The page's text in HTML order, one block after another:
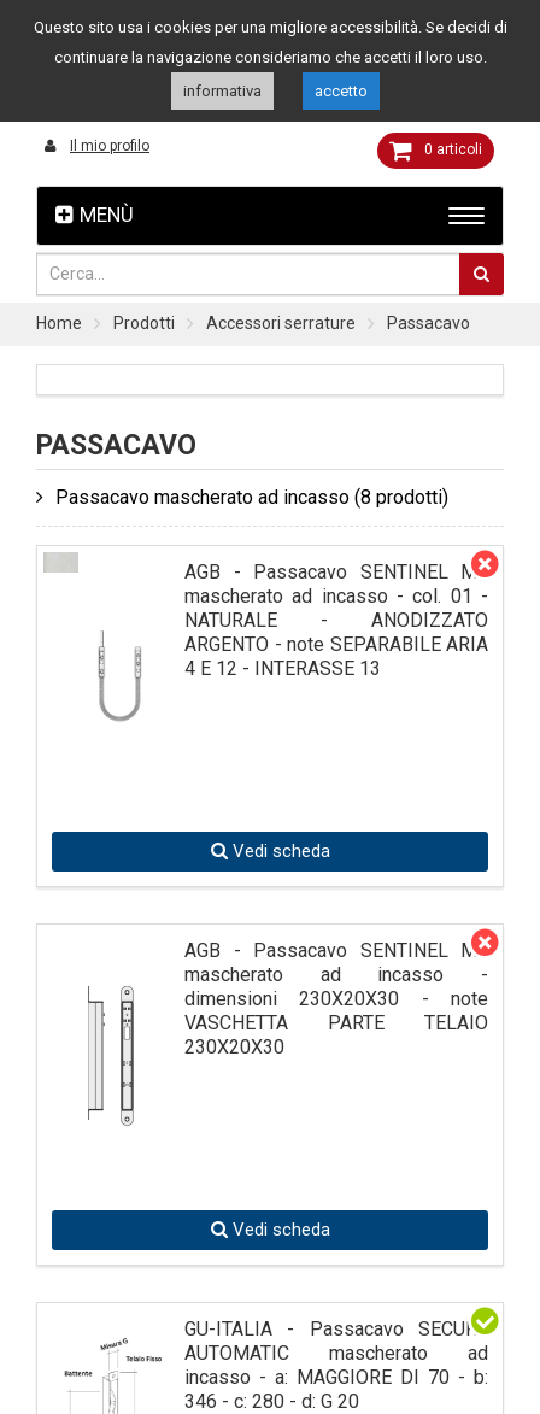
Assistenza clienti 049 8015108 349 4262144
MENÙ
Il mio profilo 0 articoli
Home Prodotti Accessori serrature Passacavo
PASSACAVO
Passacavo mascherato ad incasso (8 prodotti)
AGB - Passacavo SENTINEL M3
mascherato ad incasso - col. 01 -
NATURALE - ANODIZZATO
ARGENTO - note SEPARABILE ARIA
4 E 12 - INTERASSE 13
Vedi scheda
AGB - Passacavo SENTINEL M3
mascherato ad incasso -
dimensioni 230X20X30 - note
VASCHETTA PARTE TELAIO
230X20X30
Vedi scheda
GU-ITALIA - Passacavo SECURY
AUTOMATIC mascherato ad
incasso - a: MAGGIORE DI 70 - b:
346 - c: 280 - d: G 20
Questo sito usa i cookies per una migliore accessibilità. Se decidi di
continuare la navigazione consideriamo che accetti il loro uso.
informativa
accetto